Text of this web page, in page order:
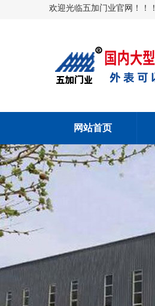
欢迎光临五加门业官网！！！
网站首页